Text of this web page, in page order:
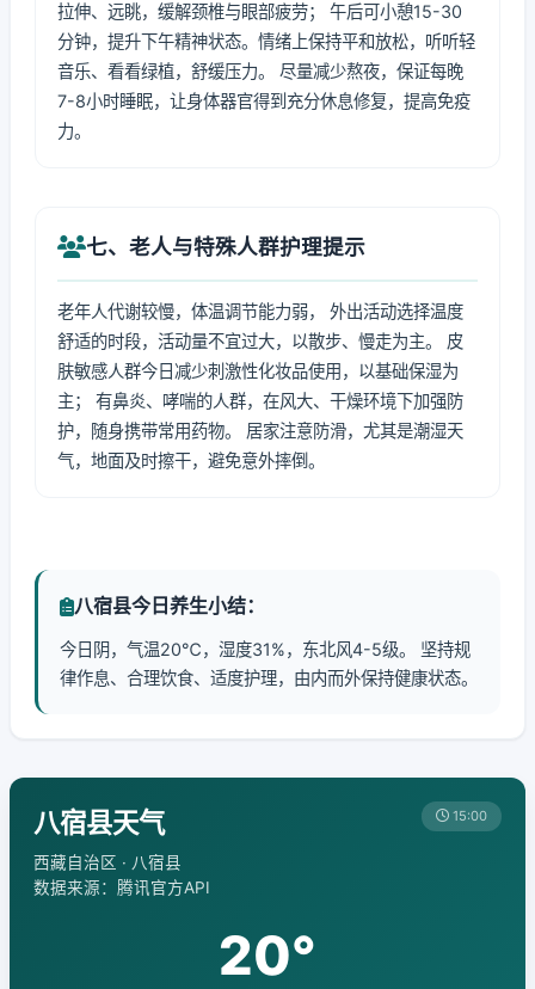
拉伸、远眺，缓解颈椎与眼部疲劳； 午后可小憩15-30
分钟，提升下午精神状态。情绪上保持平和放松，听听轻
音乐、看看绿植，舒缓压力。 尽量减少熬夜，保证每晚
7-8小时睡眠，让身体器官得到充分休息修复，提高免疫
力。
七、老人与特殊人群护理提示
老年人代谢较慢，体温调节能力弱， 外出活动选择温度
舒适的时段，活动量不宜过大，以散步、慢走为主。 皮
肤敏感人群今日减少刺激性化妆品使用，以基础保湿为
主； 有鼻炎、哮喘的人群，在风大、干燥环境下加强防
护，随身携带常用药物。 居家注意防滑，尤其是潮湿天
气，地面及时擦干，避免意外摔倒。
八宿县今日养生小结：
今日阴，气温20℃，湿度31%，东北风4-5级。 坚持规
律作息、合理饮食、适度护理，由内而外保持健康状态。
八宿县天气
西藏自治区 · 八宿县
数据来源：腾讯官方API
15:00
20°